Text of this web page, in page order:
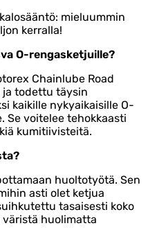
mieluummin
kerralla!
O-rengasketjuille?
Chainlube Road
todettu täysin
kaikille nykyaikaisille O-
Se voitelee tehokkaasti
kumitiivisteitä.
huoltotyötä. Sen
asti olet ketjua
tasaisesti koko
väristä huolimatta